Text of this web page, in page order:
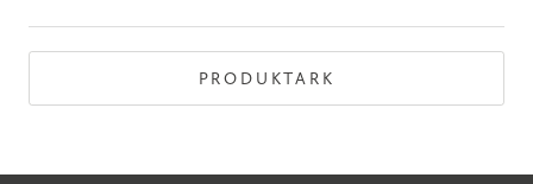
PRODUKTARK